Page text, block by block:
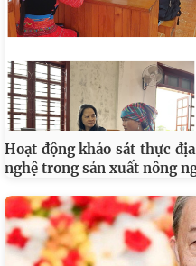
Hoạt động khảo sát thực
nghệ trong sản xuất nông